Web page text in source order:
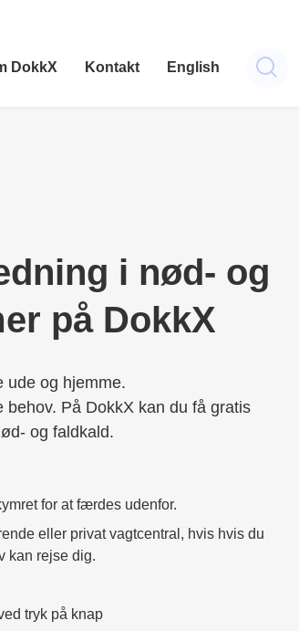
DokkX Kontakt English
i nød- og
på DokkX
ude og hjemme.
På DokkX kan du få gratis
og faldkald.
for at færdes udenfor.
eller privat vagtcentral, hvis hvis du
kan rejse dig.
tryk på knap